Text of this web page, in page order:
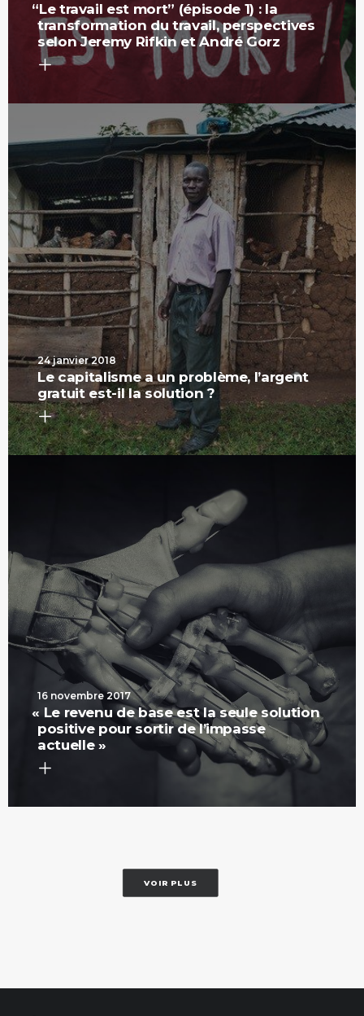
“Le travail est mort” (épisode 1) : la
transformation du travail, perspectives
selon Jeremy Rifkin et André Gorz
24 janvier 2018
Le capitalisme a un problème, l’argent
gratuit est-il la solution ?
16 novembre 2017
« Le revenu de base est la seule solution
positive pour sortir de l’impasse
actuelle »
VOIR PLUS